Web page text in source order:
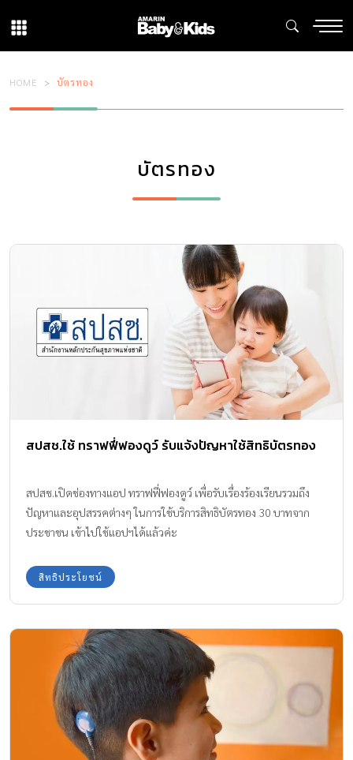
HOME บัตรทอง
บัตรทอง
สปสช.ใช้ ทราฟฟี่ฟองดูว์ รับแจ้งปัญหาใช้สิทธิบัตรทอง
สปสช.เปิดช่องทางแอป ทราฟฟี่ฟองดูว์ เพื่อรับเรื่องร้องเรียนรวมถึง
ปัญหาและอุปสรรคต่างๆ ในการใช้บริการสิทธิบัตรทอง 30 บาทจาก
ประชาชน เข้าไปใช้แอปฯได้แล้วค่ะ
สิทธิประโยชน์